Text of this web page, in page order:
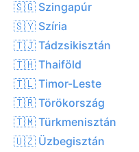
🇸🇬 Szingapúr
🇸🇾 Szíria
🇹🇯 Tádzsikisztán
🇹🇭 Thaiföld
🇹🇱 Timor-Leste
🇹🇷 Törökország
🇹🇲 Türkmenisztán
🇺🇿 Üzbegisztán